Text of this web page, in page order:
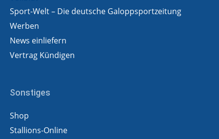
Sport-Welt – Die deutsche Galoppsportzeitung
Werben
News einliefern
Vertrag Kündigen
Sonstiges
Shop
Stallions-Online